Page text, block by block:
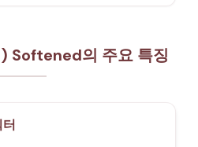
Softened의 주요 특징